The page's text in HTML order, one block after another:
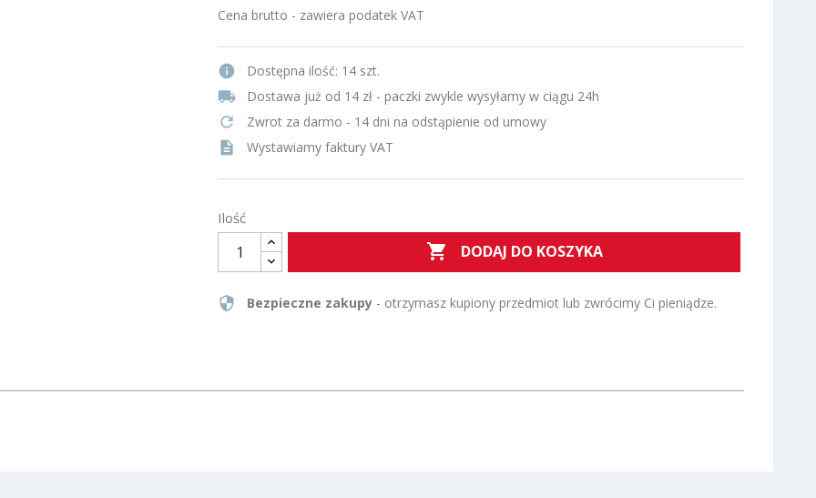
Cena brutto - zawiera podatek VAT
info Dostępna ilość: 14 szt.
local_shipping Dostawa już od 14 zł - paczki zwykle wysyłamy w ciągu 24h
refresh Zwrot za darmo - 14 dni na odstąpienie od umowy
description Wystawiamy faktury VAT
Ilość
 DODAJ DO KOSZYKA
security Bezpieczne zakupy - otrzymasz kupiony przedmiot lub zwrócimy Ci pieniądze.